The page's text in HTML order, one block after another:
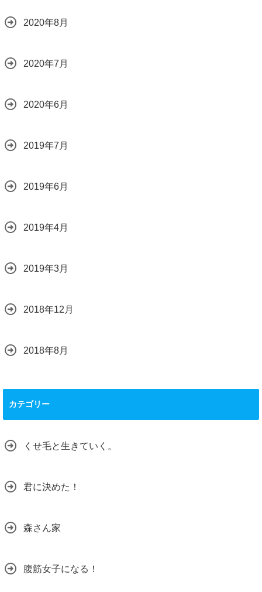
2020年8月
2020年7月
2020年6月
2019年7月
2019年6月
2019年4月
2019年3月
2018年12月
2018年8月
カテゴリー
くせ毛と生きていく。
君に決めた！
森さん家
腹筋女子になる！